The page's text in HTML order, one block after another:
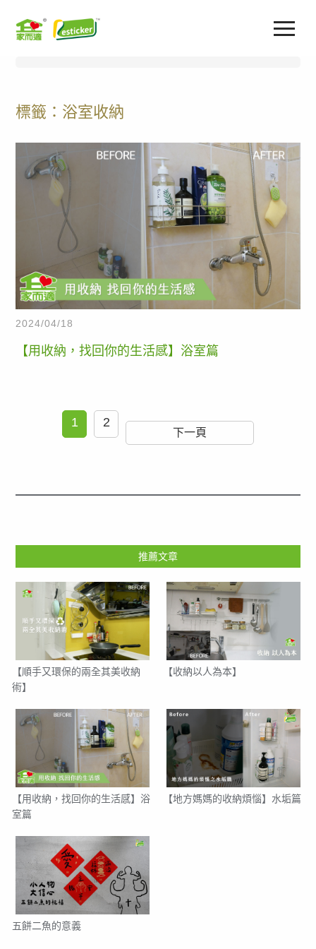
標籤：浴室收納
2024/04/18
【用收納，找回你的生活感】浴室篇
1 2
下一頁
推薦文章
【順手又環保的兩全其美收納
術】
【收納以人為本】
【用收納，找回你的生活感】浴
室篇
【地方媽媽的收納煩惱】水垢篇
五餅二魚的意義